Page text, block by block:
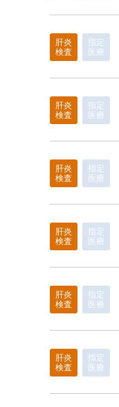
肝炎
検査
指定
医療
肝炎
検査
指定
医療
肝炎
検査
指定
医療
肝炎
検査
指定
医療
肝炎
検査
指定
医療
肝炎
検査
指定
医療